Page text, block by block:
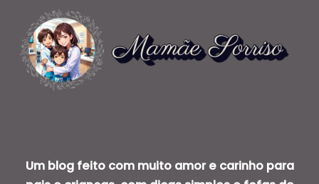
Um blog feito com muito amor e carinho para